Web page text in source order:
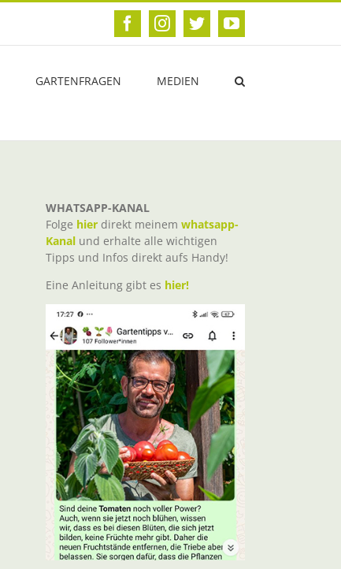
FacebookInstagram
TwitterYouTube
GARTENFRAGEN MEDIEN
WHATSAPP-KANAL
Folge hier direkt meinem whatsapp-
Kanal und erhalte alle wichtigen
Tipps und Infos direkt aufs Handy!
Eine Anleitung gibt es hier!